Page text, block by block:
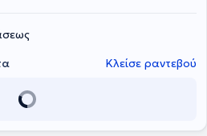
στις ανάγκες του κάθε
της θεραπείας τους είναι η πλήρη
και επαγγελματικές σας
με βελτιωμένη λειτουργικότητα.
Κλείσε ραντεβού